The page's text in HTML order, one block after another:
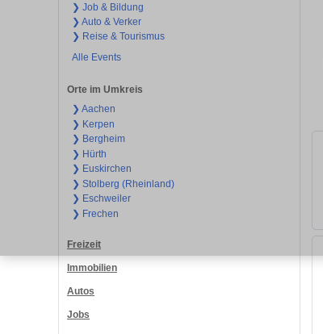
❯ Job & Bildung
❯ Auto & Verker
❯ Reise & Tourismus
Alle Events
Orte im Umkreis
❯ Aachen
❯ Kerpen
❯ Bergheim
❯ Hürth
❯ Euskirchen
❯ Stolberg (Rheinland)
❯ Eschweiler
❯ Frechen
Freizeit
Immobilien
Autos
Jobs